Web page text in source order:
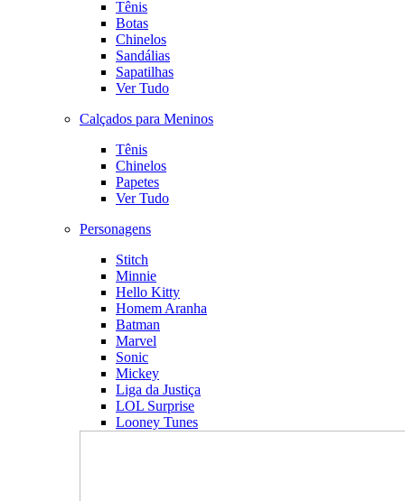
Tênis
Botas
Chinelos
Sandálias
Sapatilhas
Ver Tudo
Calçados para Meninos
Tênis
Chinelos
Papetes
Ver Tudo
Personagens
Stitch
Minnie
Hello Kitty
Homem Aranha
Batman
Marvel
Sonic
Mickey
Liga da Justiça
LOL Surprise
Looney Tunes